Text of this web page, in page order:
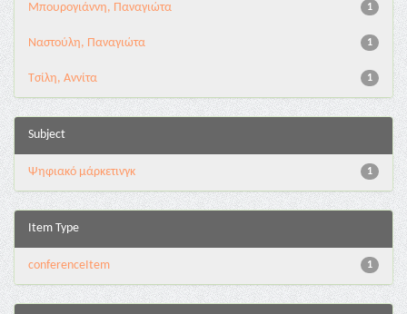
1
Μπουρογιάννη, Παναγιώτα
1
Ναστούλη, Παναγιώτα
1
Τσίλη, Αννίτα
Subject
1
Ψηφιακό μάρκετινγκ
Item Type
1
conferenceItem